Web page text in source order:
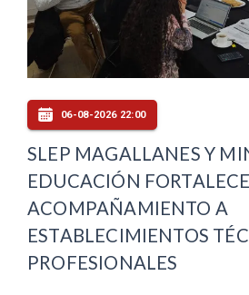
06-08-2026 22:00
SLEP MAGALLANES Y
EDUCACIÓN
ACOMPAÑAMIENTO A
ESTABLECIMIENTOS
PROFESIONALES